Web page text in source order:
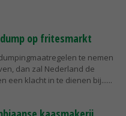
op fritesmarkt
te nemen
dan zal Nederland de
een klacht in te dienen bij...